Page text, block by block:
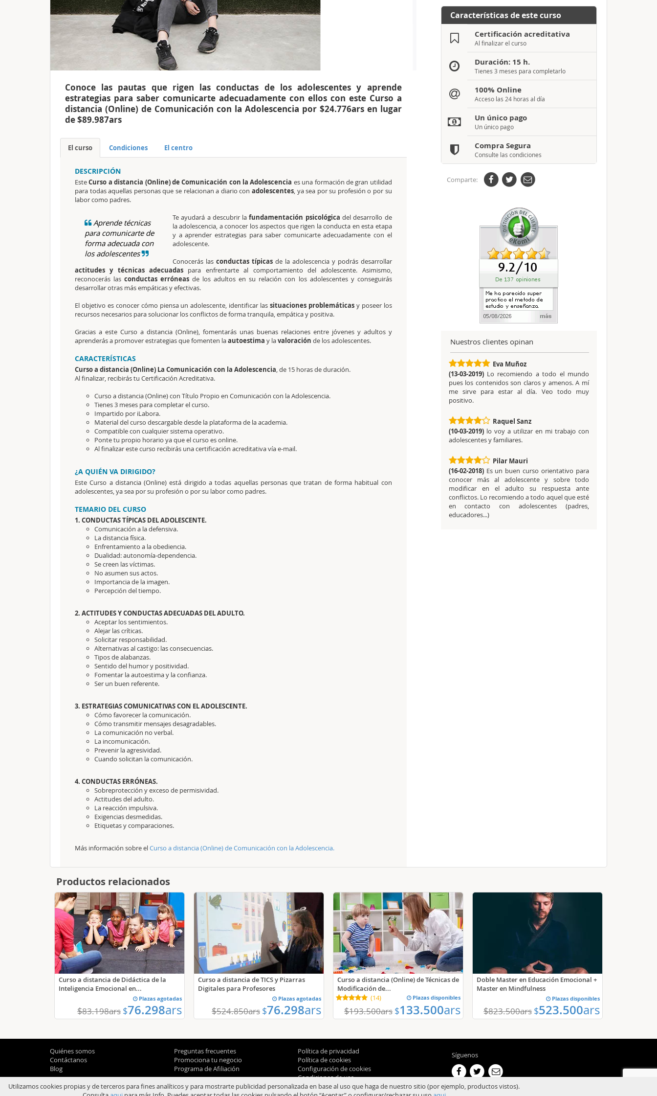
Conoce las pautas que rigen las conductas de los adolescentes y aprende
estrategias para saber comunicarte adecuadamente con ellos con este Curso a
distancia (Online) de Comunicación con la Adolescencia por $24.776ars en lugar
de $89.987ars
El curso Condiciones El centro
DESCRIPCIÓN
EsteCurso a distancia (Online) de Comunicación con la Adolescencia es una formación de gran utilidad
para todas aquellas personas que se relacionan a diario con adolescentes, ya sea por su profesión o por su
labor como padres.
Aprende técnicas
para comunicarte de
forma adecuada con
los adolescentes
Te ayudará a descubrir la fundamentación psicológica del desarrollo de
la adolescencia, a conocer los aspectos que rigen la conducta en esta etapa
y a aprender estrategias para saber comunicarte adecuadamente con el
adolescente.
Conocerás las conductas típicasde la adolescencia y podrás desarrollar
actitudes y técnicas adecuadas para enfrentarte al comportamiento del adolescente. Asimismo,
reconocerás lasconductas erróneas de los adultos en su relación con los adolescentes y conseguirás
desarrollar otras más empáticas y efectivas.
El objetivo es conocer cómo piensa un adolescente, identificar lassituaciones problemáticasy poseer los
recursos necesarios para solucionar los conflictos de forma tranquila, empática y positiva.
Gracias a este Curso a distancia (Online), fomentarás unas buenas relaciones entre jóvenes y adultos y
aprenderás a promover estrategias que fomenten laautoestima y lavaloración de los adolescentes.
CARACTERÍSTICAS
Curso a distancia (Online) La Comunicación con la Adolescencia, de 15 horas de duración.
Al finalizar, recibirás tu Certificación Acreditativa.
Curso a distancia (Online) con Título Propio en Comunicación con la Adolescencia.
Tienes 3 meses para completar el curso.
Impartido por iLabora.
Material del curso descargable desde la plataforma de la academia.
Compatible con cualquier sistema operativo.
Ponte tu propio horario ya que el curso es online.
Al finalizar este curso recibirás una certificación acreditativa vía e-mail.
¿A QUIÉN VA DIRIGIDO?
Este Curso a distancia (Online) está dirigido a todas aquellas personas que tratan de forma habitual con
adolescentes, ya sea por su profesión o por su labor como padres.
TEMARIO DEL CURSO
1. CONDUCTAS TÍPICAS DEL ADOLESCENTE.
Comunicación a la defensiva.
La distancia física.
Enfrentamiento a la obediencia.
Dualidad: autonomía-dependencia.
Se creen las víctimas.
No asumen sus actos.
Importancia de la imagen.
Percepción del tiempo.
2. ACTITUDES Y CONDUCTAS ADECUADAS DEL ADULTO.
Aceptar los sentimientos.
Alejar las críticas.
Solicitar responsabilidad.
Alternativas al castigo: las consecuencias.
Tipos de alabanzas.
Sentido del humor y positividad.
Fomentar la autoestima y la confianza.
Ser un buen referente.
3. ESTRATEGIAS COMUNICATIVAS CON EL ADOLESCENTE.
Cómo favorecer la comunicación.
Cómo transmitir mensajes desagradables.
La comunicación no verbal.
La incomunicación.
Prevenir la agresividad.
Cuando solicitan la comunicación.
4. CONDUCTAS ERRÓNEAS.
Sobreprotección y exceso de permisividad.
Actitudes del adulto.
La reacción impulsiva.
Exigencias desmedidas.
Etiquetas y comparaciones.
Más información sobre elCurso a distancia (Online) de Comunicación con la Adolescencia.
Características de este curso
Certificación acreditativa
Al finalizar el curso
Duración: 15 h.
Tienes 3 meses para completarlo
100% Online
Acceso las 24 horas al día
Un único pago
Un único pago
Compra Segura
Consulte las condiciones
Comparte:
Nuestros clientes opinan
Eva Muñoz
(13-03-2019) Lo recomiendo a todo el mundo
pues los contenidos son claros y amenos. A mí
me sirve para estar al día. Veo todo muy
positivo.
Raquel Sanz
(10-03-2019) lo voy a utilizar en mi trabajo con
adolescentes y familiares.
Pilar Mauri
(16-02-2018) Es un buen curso orientativo para
conocer más al adolescente y sobre todo
modificar en el adulto su respuesta ante
conflictos. Lo recomiendo a todo aquel que esté
en contacto con adolescentes (padres,
educadores...)
Productos relacionados
Curso a distancia de Didáctica de la
Inteligencia Emocional en...
Plazas agotadas
$83.198ars $76.298ars
Curso a distancia de TICS y Pizarras
Digitales para Profesores
Plazas agotadas
$524.850ars $76.298ars
Curso a distancia (Online) de Técnicas de
Modificación de...
(14) Plazas disponibles
$193.500ars $133.500ars
Doble Master en Educación Emocional +
Master en Mindfulness
Plazas disponibles
$823.500ars $523.500ars
Quiénes somos
Contáctanos
Blog
Preguntas frecuentes
Promociona tu negocio
Programa de Afiliación
Política de privacidad
Política de cookies
Configuración de cookies
Condiciones de uso
Síguenos
Utilizamos cookies propias y de terceros para fines analíticos y para mostrarte publicidad personalizada en base al uso que haga de nuestro sitio (por ejemplo, productos vistos).